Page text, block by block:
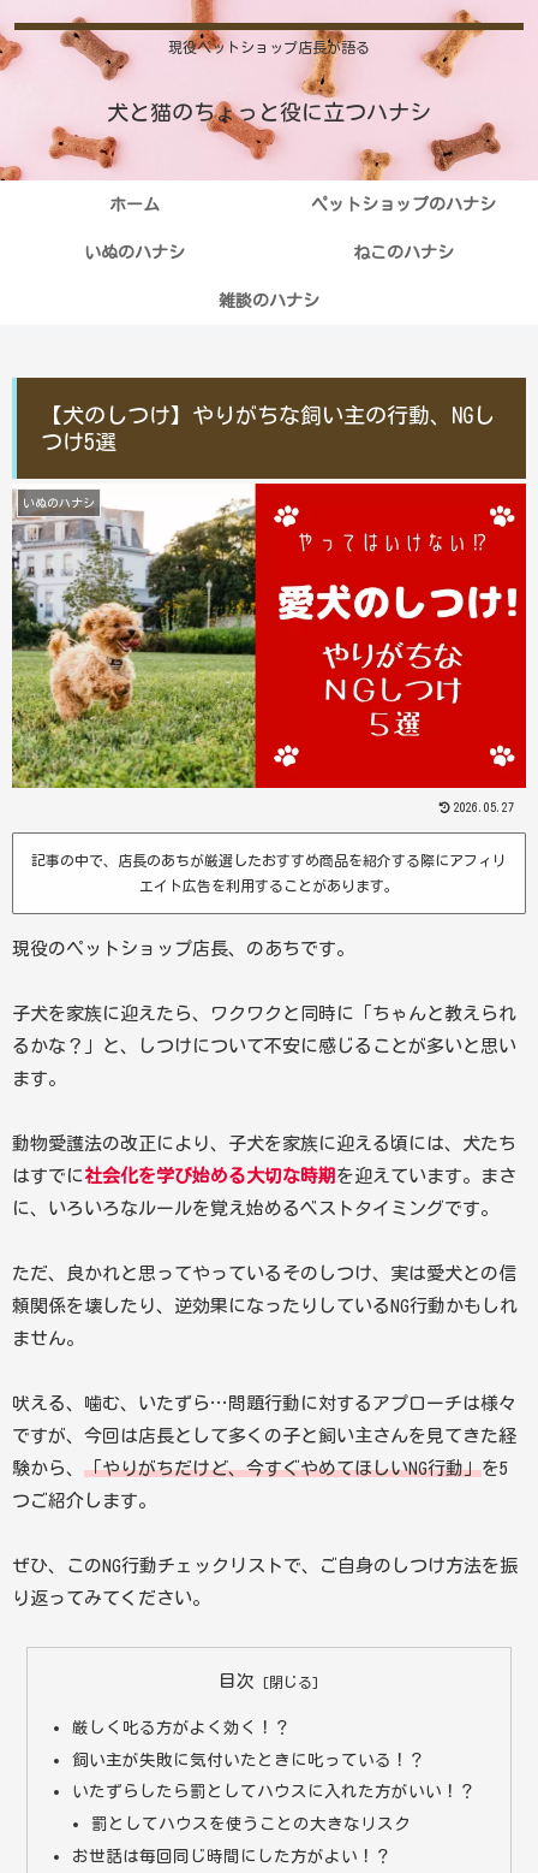
現役ペットショップ店長が語る
犬と猫のちょっと役に立つハナシ
ホーム ペットショップのハナシ
いぬのハナシ ねこのハナシ
雑談のハナシ
【犬のしつけ】やりがちな飼い主の行動、NGし
つけ5選
いぬのハナシ
2026.05.27
記事の中で、店長のあちが厳選したおすすめ商品を紹介する際にアフィリ
エイト広告を利用することがあります。
現役のペットショップ店長、のあちです。
子犬を家族に迎えたら、ワクワクと同時に「ちゃんと教えられ
るかな？」と、しつけについて不安に感じることが多いと思い
ます。
動物愛護法の改正により、子犬を家族に迎える頃には、犬たち
はすでに社会化を学び始める大切な時期 を迎えています。まさ
に、いろいろなルールを覚え始めるベストタイミングです。
ただ、良かれと思ってやっているそのしつけ、実は愛犬との信
頼関係を壊したり、逆効果になったりしているNG行動かもしれ
ません。
吠える、噛む、いたずら…問題行動に対するアプローチは様々
ですが、今回は店長として多くの子と飼い主さんを見てきた経
験から、 「やりがちだけど、今すぐやめてほしいNG行動」を5
つご紹介します。
ぜひ、このNG行動チェックリストで、ご自身のしつけ方法を振
り返ってみてください。
目次
厳しく叱る方がよく効く！？
飼い主が失敗に気付いたときに叱っている！？
いたずらしたら罰としてハウスに入れた方がいい！？
罰としてハウスを使うことの大きなリスク
お世話は毎回同じ時間にした方がよい！？